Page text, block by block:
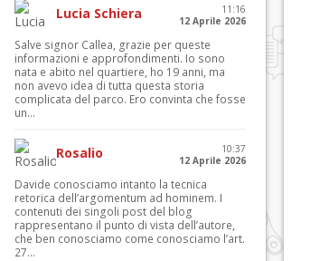
Lucia Schiera
11:16
12 Aprile 2026
Salve signor Callea, grazie per queste
informazioni e approfondimenti. Io sono
nata e abito nel quartiere, ho 19 anni, ma
non avevo idea di tutta questa storia
complicata del parco. Ero convinta che fosse
un...
Rosalio
10:37
12 Aprile 2026
Davide conosciamo intanto la tecnica
retorica dell’argomentum ad hominem. I
contenuti dei singoli post del blog
rappresentano il punto di vista dell’autore,
che ben conosciamo come conosciamo l’art.
27...